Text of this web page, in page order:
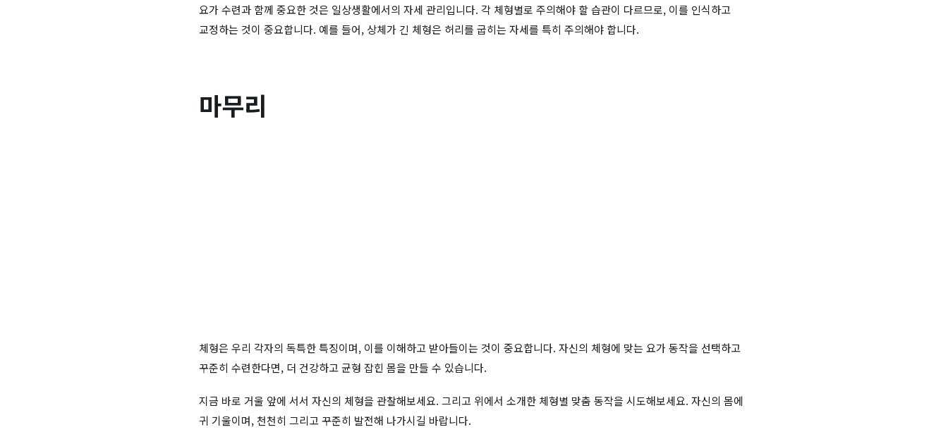
요가 수련과 함께 중요한 것은 일상생활에서의 자세 관리입니다. 각 체형별로 주의해야 할 습관이 다르므로, 이를 인식하고
교정하는 것이 중요합니다. 예를 들어, 상체가 긴 체형은 허리를 굽히는 자세를 특히 주의해야 합니다.
마무리
체형은 우리 각자의 독특한 특징이며, 이를 이해하고 받아들이는 것이 중요합니다. 자신의 체형에 맞는 요가 동작을 선택하고
꾸준히 수련한다면, 더 건강하고 균형 잡힌 몸을 만들 수 있습니다.
지금 바로 거울 앞에 서서 자신의 체형을 관찰해보세요. 그리고 위에서 소개한 체형별 맞춤 동작을 시도해보세요. 자신의 몸에
귀 기울이며, 천천히 그리고 꾸준히 발전해 나가시길 바랍니다.